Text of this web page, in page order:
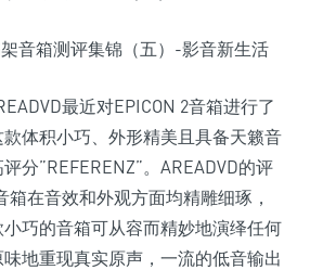
最近对EPICON 2音箱进行了
体积小巧、外形精美且具备天籁音
分”REFERENZ”。AREADVD的评
箱在音效和外观方面均精雕细琢，
巧的音箱可从容而精妙地演绎任何
地重现真实原声，一流的低音输出